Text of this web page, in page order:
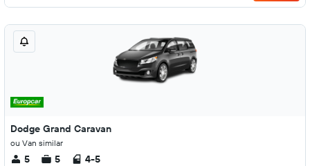
Dodge Grand Caravan
ou Van similar
5 5 4-5